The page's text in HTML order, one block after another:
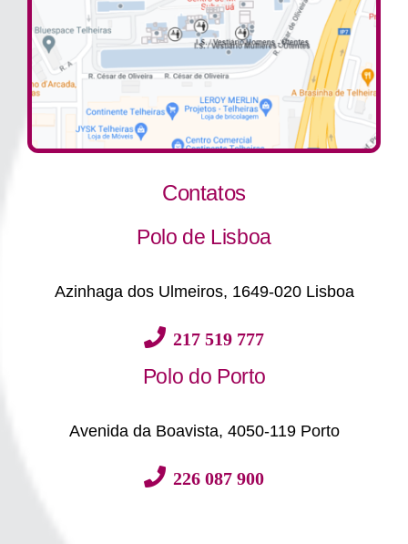
Contatos
Polo de Lisboa
Azinhaga dos Ulmeiros, 1649-020 Lisboa
217 519 777
Polo do Porto
Avenida da Boavista, 4050-119 Porto
226 087 900